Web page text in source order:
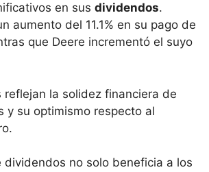
en sus dividendos.
aumento del 11.1% en su pago de
que Deere incrementó el suyo
reflejan la solidez financiera de
y su optimismo respecto al
dividendos no solo beneficia a los